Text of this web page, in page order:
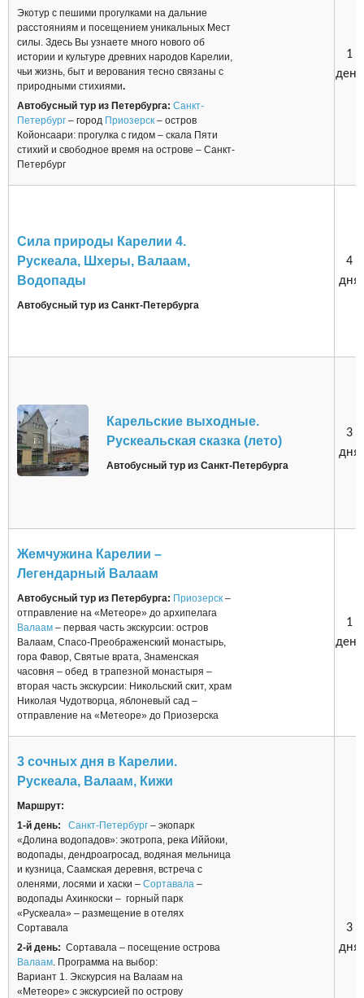
Экотур с пешими прогулками на дальние
расстояниям и посещением уникальных Мест
силы. Здесь Вы узнаете много нового об
истории и культуре древних народов Карелии,
чьи жизнь, быт и верования тесно связаны с
природными стихиями.
Автобусный тур из Петербурга: Санкт-
Петербург – город Приозерск – остров
Койонсаари: прогулка с гидом – скала Пяти
стихий и свободное время на острове – Санкт-
Петербург
1
день
Сила природы Карелии 4.
Рускеала, Шхеры, Валаам,
Водопады
Автобусный тур из Санкт-Петербурга
4
дня
Карельские выходные.
Рускеальская сказка (лето)
Автобусный тур из Санкт-Петербурга
3
дня
Жемчужина Карелии –
Легендарный Валаам
Автобусный тур из Петербурга: Приозерск –
отправление на «Метеоре» до архипелага
Валаам – первая часть экскурсии: остров
Валаам, Спасо-Преображенский монастырь,
гора Фавор, Святые врата, Знаменская
часовня – обед в трапезной монастыря –
вторая часть экскурсии: Никольский скит, храм
Николая Чудотворца, яблоневый сад –
отправление на «Метеоре» до Приозерска
1
день
3 сочных дня в Карелии.
Рускеала, Валаам, Кижи
Маршрут:
1-й день:
Санкт-Петербург – экопарк
«Долина водопадов»: экотропа, река Иййоки,
водопады, дендроагросад, водяная мельница
и кузница, Саамская деревня, встреча с
оленями, лосями и хаски – Сортавала –
водопады Ахинкоски – горный парк
«Рускеала» – размещение в отелях
Сортавала
2-й день: Сортавала – посещение острова
Валаам. Программа на выбор:
Вариант 1. Экскурсия на Валаам на
«Метеоре» с экскурсией по острову
3
дня